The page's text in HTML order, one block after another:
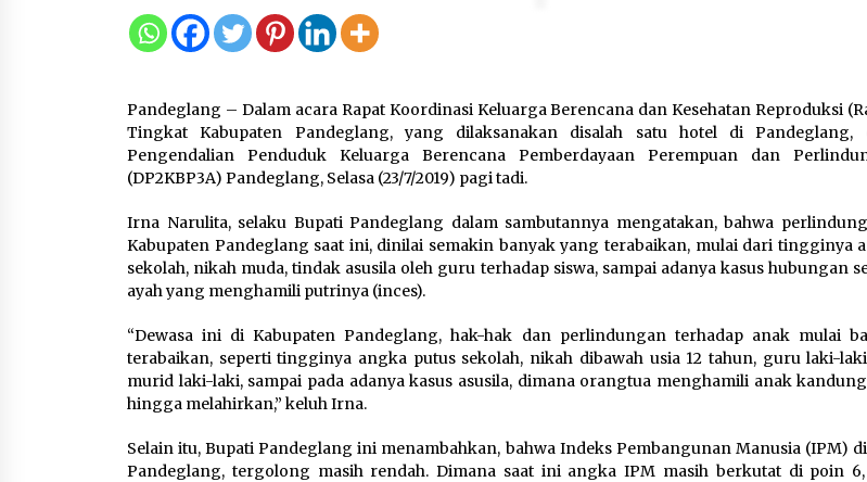
8 Agustus 2026
Aktivitas
8 Agustus 2026
sebagai Destinasi Wisata
Bahari Berkelas Dunia
8 Agustus 2026
Bakteri Yogurt, Kenali
Manfaatnya untuk Kesehatan
Pencernaan
8 Agustus 2026
Perawatan PCOS yang
untuk Menjaga
8 Agustus 2026
Pandeglang – Dalam acara Rapat Koordinasi Keluarga Berencana dan Kesehatan Reproduksi
Tingkat Kabupaten Pandeglang, yang dilaksanakan disalah satu hotel di Pandeglang,
Pengendalian Penduduk Keluarga Berencana Pemberdayaan Perempuan dan
(DP2KBP3A) Pandeglang, Selasa (23/7/2019) pagi tadi.
Irna Narulita, selaku Bupati Pandeglang dalam sambutannya mengatakan, bahwa
Kabupaten Pandeglang saat ini, dinilai semakin banyak yang terabaikan, mulai dari tingginya
sekolah, nikah muda, tindak asusila oleh guru terhadap siswa, sampai adanya kasus hubungan
ayah yang menghamili putrinya (inces).
“Dewasa ini di Kabupaten Pandeglang, hak-hak dan perlindungan terhadap anak mulai
terabaikan, seperti tingginya angka putus sekolah, nikah dibawah usia 12 tahun, guru laki-
murid laki-laki, sampai pada adanya kasus asusila, dimana orangtua menghamili anak
hingga melahirkan,” keluh Irna.
Selain itu, Bupati Pandeglang ini menambahkan, bahwa Indeks Pembangunan Manusia (IPM)
Pandeglang, tergolong masih rendah. Dimana saat ini angka IPM masih berkutat di poin